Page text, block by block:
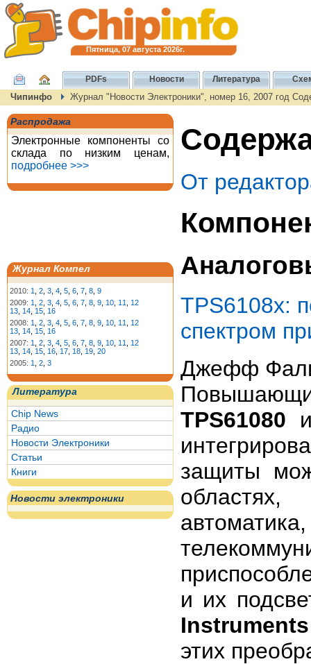
Пятница, 07 августа 2026г.
PDFs Новости Литература
Чипинфо Журнал "Новости Электроники", номер 16, 2007 год
Распродажа
Электронные компоненты со
склада по низким ценам,
подробнее >>>
Журнал Компел
2010: 1 2 3 4 5 6 7 8 9
2009: 1 2 3 4 5 6 7 8 9 10 11
12
13 14 15 16
2008: 1 2 3 4 5 6 7 8 9 10 11
12
13 14 15 16
2007: 1 2 3 4 5 6 7 8 9 10 11
12
13 14 15 16 17 18 19 20
2005: 1 2 3
Литература
Chip News
Радио
Новости Электроники
Статьи
Книги
Новости электроники
От
TPS6108x:
спектром
Джефф
TPS61080
защиты
и их
Instruments
этих